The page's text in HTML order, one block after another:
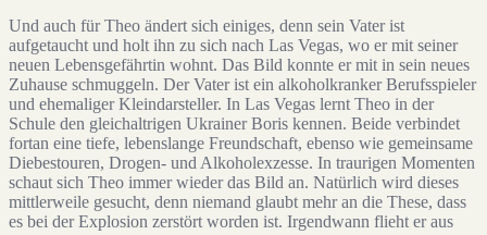
Und auch für Theo ändert sich einiges, denn sein Vater ist
aufgetaucht und holt ihn zu sich nach Las Vegas, wo er mit seiner
neuen Lebensgefährtin wohnt. Das Bild konnte er mit in sein neues
Zuhause schmuggeln. Der Vater ist ein alkoholkranker Berufsspieler
und ehemaliger Kleindarsteller. In Las Vegas lernt Theo in der
Schule den gleichaltrigen Ukrainer Boris kennen. Beide verbindet
fortan eine tiefe, lebenslange Freundschaft, ebenso wie gemeinsame
Diebestouren, Drogen- und Alkoholexzesse. In traurigen Momenten
schaut sich Theo immer wieder das Bild an. Natürlich wird dieses
mittlerweile gesucht, denn niemand glaubt mehr an die These, dass
es bei der Explosion zerstört worden ist. Irgendwann flieht er aus